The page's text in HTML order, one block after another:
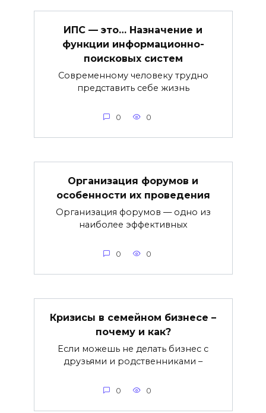
ИПС — это… Назначение и
функции информационно-
поисковых систем
Современному человеку трудно
представить себе жизнь
0 0
Организация форумов и
особенности их проведения
Организация форумов — одно из
наиболее эффективных
0 0
Кризисы в семейном бизнесе –
почему и как?
Если можешь не делать бизнес с
друзьями и родственниками –
0 0